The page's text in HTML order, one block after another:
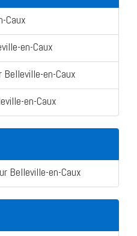
Caux
en-Caux
en-Caux
en-Caux
Belleville-en-Caux